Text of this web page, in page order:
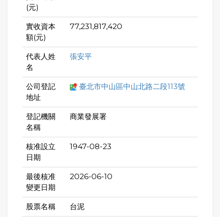
(元)
實收資本
額(元)
77,231,817,420
代表人姓
名
張安平
公司登記
地址
臺北市中山區中山北路二段113號
登記機關
名稱
商業發展署
核准設立
日期
1947-08-23
最後核准
變更日期
2026-06-10
股票名稱 台泥